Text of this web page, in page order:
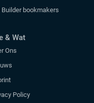
Builder bookmakers
& Wat
Ons
Policy